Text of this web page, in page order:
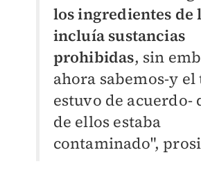
los ingredientes de
incluía sustancias
prohibidas, sin
ahora sabemos-y
estuvo de acuerdo-
de ellos estaba
contaminado",